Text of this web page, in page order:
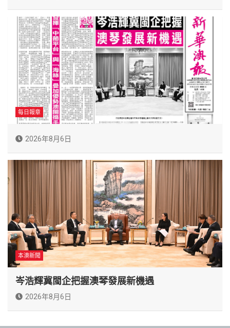
每日報章
2026年8月6日
本澳新聞
岑浩輝冀閩企把握澳琴發展新機遇
2026年8月6日